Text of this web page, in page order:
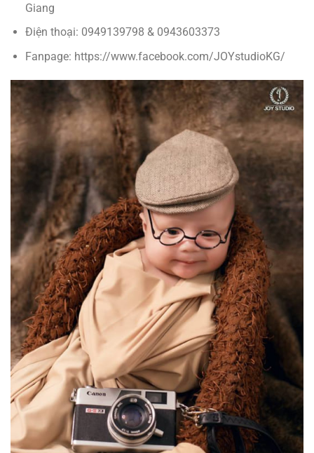
Giang
Điện thoại: 0949139798 & 0943603373
Fanpage: https://www.facebook.com/JOYstudioKG/